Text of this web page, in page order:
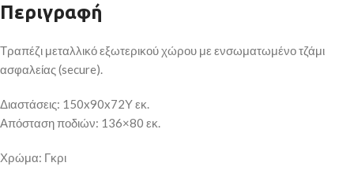
Περιγραφή
Τραπέζι μεταλλικό εξωτερικού χώρου με ενσωματωμένο τζάμι
ασφαλείας (secure).
Διαστάσεις: 150x90x72Υ εκ.
Απόσταση ποδιών: 136×80 εκ.
Χρώμα: Γκρι